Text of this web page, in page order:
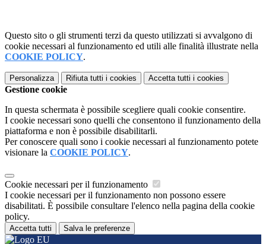
Questo sito o gli strumenti terzi da questo utilizzati si avvalgono di
cookie necessari al funzionamento ed utili alle finalità illustrate nella
COOKIE POLICY.
Personalizza Rifiuta tutti i cookies Accetta tutti i cookies
Gestione cookie
In questa schermata è possibile scegliere quali cookie consentire.
I cookie necessari sono quelli che consentono il funzionamento della
piattaforma e non è possibile disabilitarli.
Per conoscere quali sono i cookie necessari al funzionamento potete
visionare la COOKIE POLICY.
Cookie necessari per il funzionamento
I cookie necessari per il funzionamento non possono essere
disabilitati. È possibile consultare l'elenco nella pagina della cookie
policy.
Accetta tutti Salva le preferenze